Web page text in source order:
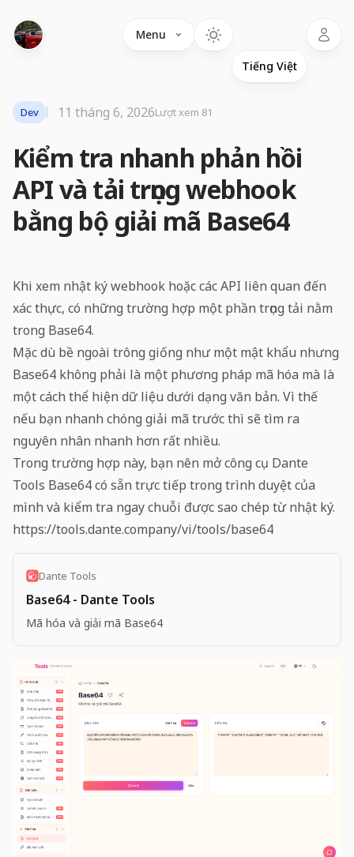
Menu
Kiểm tra nhanh phản hồi
API và tải trọng webhook
bằng bộ giải mã Base64
Dev 11 tháng 6, 2026Lượt xem 81
Khi xem nhật ký webhook hoặc các API liên quan đến
xác thực, có những trường hợp một phần trọng tải nằm
trong Base64.
Mặc dù bề ngoài trông giống như một mật khẩu nhưng
Base64 không phải là một phương pháp mã hóa mà là
một cách thể hiện dữ liệu dưới dạng văn bản. Vì thế
nếu bạn nhanh chóng giải mã trước thì sẽ tìm ra
nguyên nhân nhanh hơn rất nhiều.
Trong trường hợp này, bạn nên mở công cụ Dante
Tools Base64 có sẵn trực tiếp trong trình duyệt của
mình và kiểm tra ngay chuỗi được sao chép từ nhật ký.
https://tools.dante.company/vi/tools/base64
Dante Tools
Base64 - Dante Tools
Mã hóa và giải mã Base64